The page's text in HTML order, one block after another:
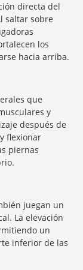
directa del
saltar sobre
los
hacia arriba.
que
y
después de
flexionar
piernas
juegan un
La elevación
un
inferior de las